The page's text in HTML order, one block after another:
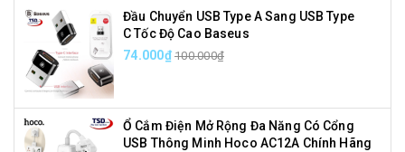
Đầu Chuyển USB Type A Sang USB Type
C Tốc Độ Cao Baseus
74.000₫ 100.000₫
Ổ Cắm Điện Mở Rộng Đa Năng Có Cổng
USB Thông Minh Hoco AC12A Chính Hãng